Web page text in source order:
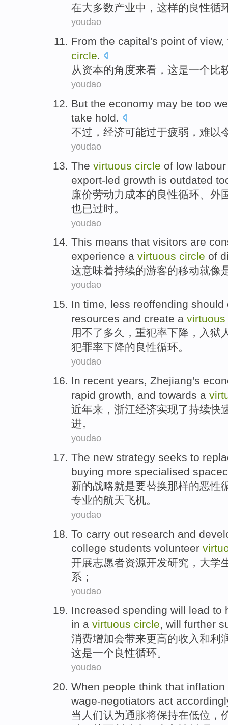
在大多数产业中， 这样的良性循
youdao
From the capital's point of view,
circle.
从资本的角度来看 ， 这是一个比
youdao
But the economy may be too
take hold.
不过 ， 经济可能过于疲弱 ，难以
youdao
The virtuous circle of low labour
export-led growth is outdated
廉价劳动力 成本的良性循环
外
也已过时。
youdao
This means that visitors are
experience a virtuous circle of
这意味着持续的游客的移动就像
youdao
In time, less reoffending should
resources and create a virtuous
用不了 多久，重犯率下降， 入狱
犯罪率下降的良性循环。
youdao
In recent years, Zhejiang's
rapid growth, and towards a
近年来， 浙江经济实现了持续快
进。
youdao
The new strategy seeks to
buying more specialised
新的战略就是要替换那样的恶性
专业的航天飞机。
youdao
To carry out research and
college students volunteer
开展志愿者资源开发研究 ， 大学
系 ；
youdao
Increased spending will lead to
in a virtuous circle, will further
消费增加会带来更高的收入和利
这是一个良性循环。
youdao
When people think that inflation
wage-negotiators act
当 人们认为通胀将保持在低位 ，